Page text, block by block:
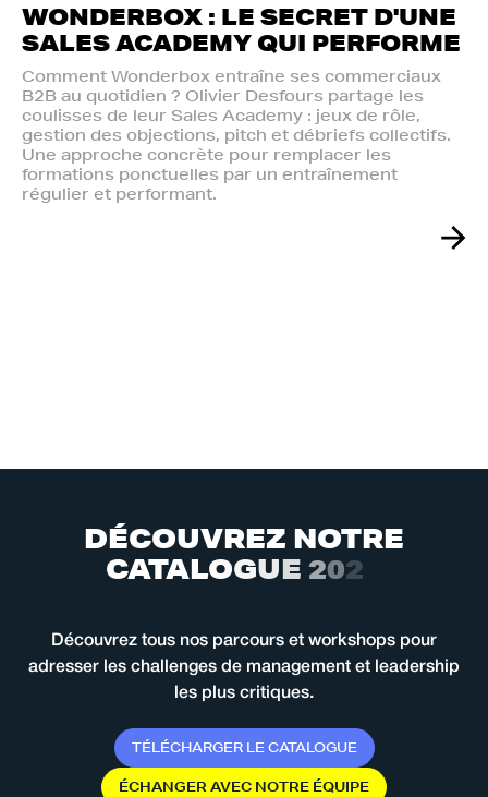
WONDERBOX : LE SECRET D'UNE
SALES ACADEMY QUI PERFORME
Comment Wonderbox entraîne ses commerciaux
B2B au quotidien ? Olivier Desfours partage les
coulisses de leur Sales Academy : jeux de rôle,
gestion des objections, pitch et débriefs collectifs.
Une approche concrète pour remplacer les
formations ponctuelles par un entraînement
régulier et performant.
DÉCOUVREZ NOTRE
CATALOGUE 202
Découvrez tous nos parcours et workshops pour
adresser les challenges de management et leadership
les plus critiques.
TÉLÉCHARGER LE CATALOGUE
ÉCHANGERAVEC NOTRE ÉQUIPE